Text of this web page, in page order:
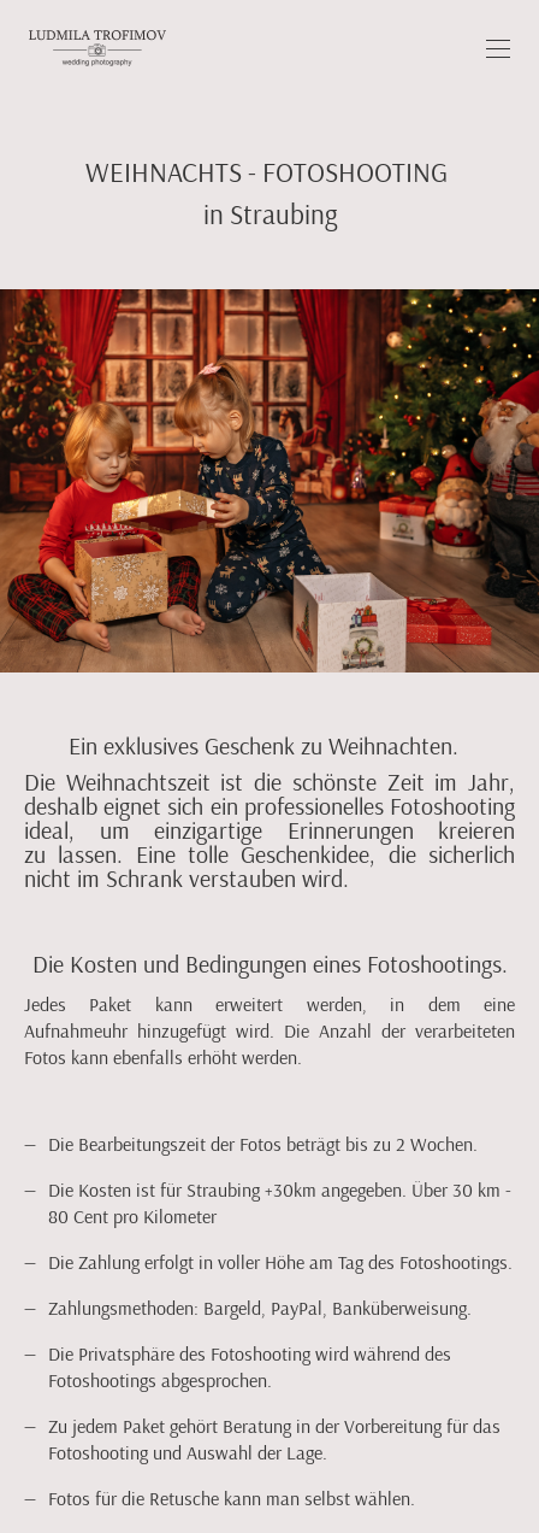
WEIHNACHTS - FOTOSHOOTING
in Straubing
Ein exklusives Geschenk zu Weihnachten.
Die Weihnachtszeit ist die schönste Zeit im Jahr,
deshalb eignet sich ein professionelles Fotoshooting
ideal, um einzigartige Erinnerungen kreieren
zu lassen. Eine tolle Geschenkidee, die sicherlich
nicht im Schrank verstauben wird.
Die Kosten und Bedingungen eines Fotoshootings.
Jedes Paket kann erweitert werden, in dem eine
Aufnahmeuhr hinzugefügt wird. Die Anzahl der verarbeiteten
Fotos kann ebenfalls erhöht werden.
Die Bearbeitungszeit der Fotos beträgt bis zu 2 Wochen.
Die Kosten ist für Straubing +30km angegeben. Über 30 km -
80 Cent pro Kilometer
Die Zahlung erfolgt in voller Höhe am Tag des Fotoshootings.
Zahlungsmethoden: Bargeld, PayPal, Banküberweisung.
Die Privatsphäre des Fotoshooting wird während des
Fotoshootings abgesprochen.
Zu jedem Paket gehört Beratung in der Vorbereitung für das
Fotoshooting und Auswahl der Lage.
Fotos für die Retusche kann man selbst wählen.